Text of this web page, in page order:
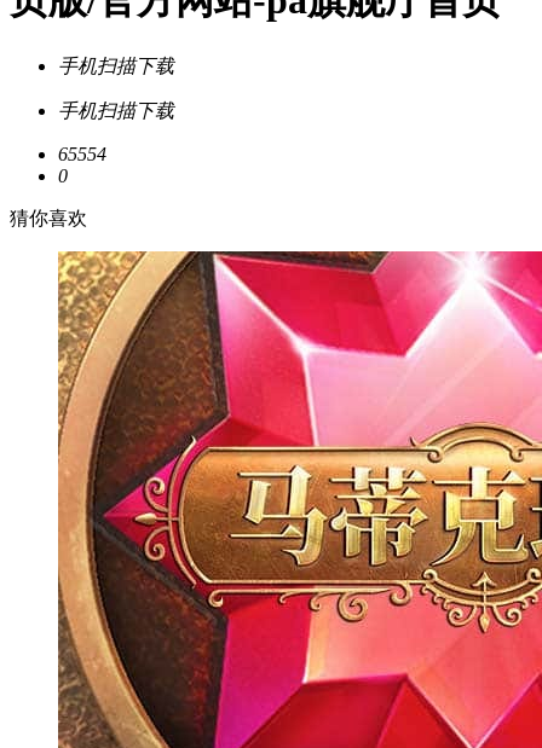
手机扫描下载
手机扫描下载
65554
0
猜你喜欢